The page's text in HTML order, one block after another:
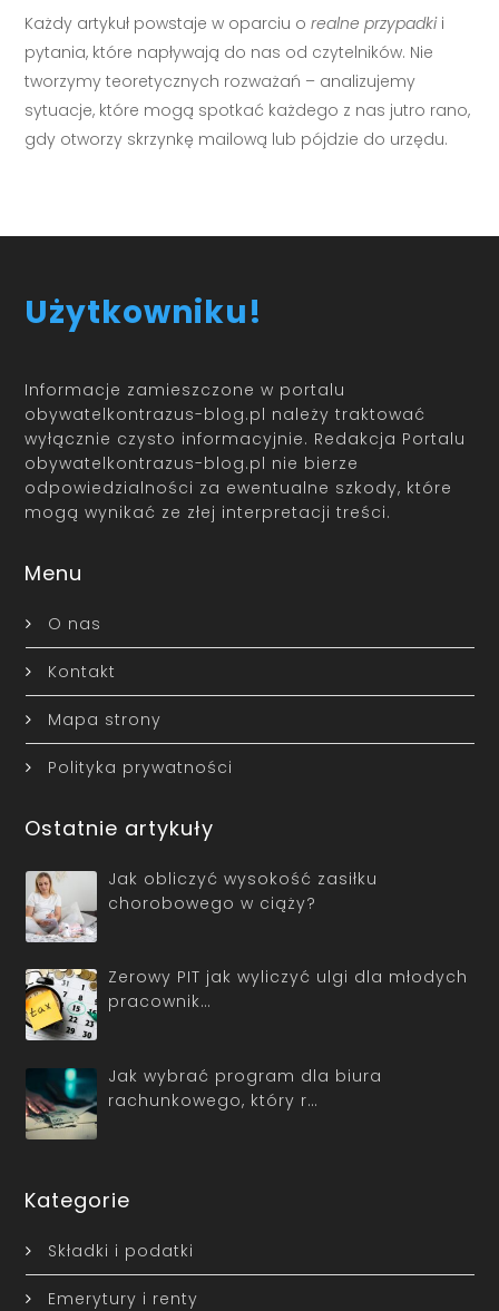
Każdy artykuł powstaje w oparciu orealne przypadkii
pytania, które napływają do nas od czytelników. Nie
tworzymy teoretycznych rozważań – analizujemy
sytuacje, które mogą spotkać każdego z nas jutro rano,
gdy otworzy skrzynkę mailową lub pójdzie do urzędu.
Użytkowniku!
Informacje zamieszczone w portalu
obywatelkontrazus-blog.pl należy traktować
wyłącznie czysto informacyjnie. Redakcja Portalu
obywatelkontrazus-blog.pl nie bierze
odpowiedzialności za ewentualne szkody, które
mogą wynikać ze złej interpretacji treści.
Menu
O nas
Kontakt
Mapa strony
Polityka prywatności
Ostatnie artykuły
Jak obliczyć wysokość zasiłku
chorobowego w ciąży?
Zerowy PIT jak wyliczyć ulgi dla młodych
pracownik…
Jak wybrać program dla biura
rachunkowego, który r…
Kategorie
Składki i podatki
Emerytury i renty